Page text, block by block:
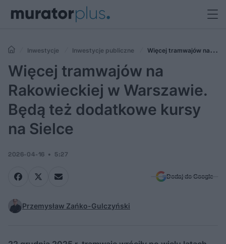
Inwestycje Inwestycje publiczne
Więcej tramwajów na
Rakowieckiej w Warszawie. Będą też dodatkowe kursy na Sielce
Więcej tramwajów na
Rakowieckiej w Warszawie.
Będą też dodatkowe kursy
na Sielce
2026-04-16 5:27
Dodaj do Google
Przemysław Zańko-Gulczyński